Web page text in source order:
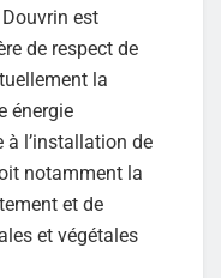
est
de respect de
la
énergie
à l’installation de
notamment la
et de
et végétales